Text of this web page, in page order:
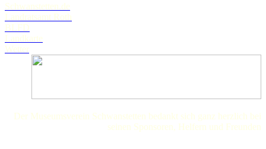
Schwanstetten.de
Landratsamt Roth
BLFD
Landkarte
Wetter
Der Museumsverein Schwanstetten bedankt sich ganz herzlich bei
seinen Sponsoren, Helfern und Freunden